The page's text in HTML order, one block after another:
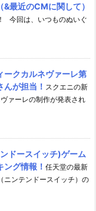
最近のCMに関して）
今回は、いつものぬいぐ
ークカルネヴァーレ第
が担当！ スクエニの新
ァーレの制作が発表され
ドースイッチ)ゲーム
グ情報！ 任天堂の最新
ンテンドースイッチ）の